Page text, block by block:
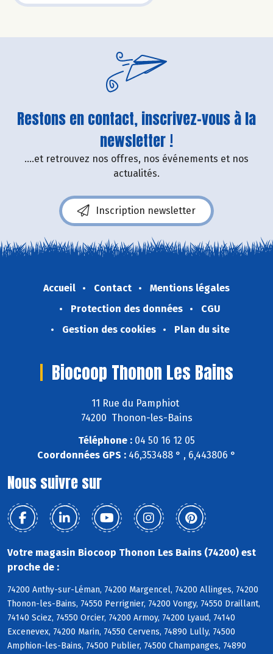
Restons en contact, inscrivez-vous à la
newsletter !
....et retrouvez nos offres, nos événements et nos
actualités.
Inscription newsletter
Accueil Contact
Mentions légales
Protection des données
CGU
Gestion des cookies
Plan du site
Biocoop Thonon Les Bains
11 Rue du Pamphiot
74200 Thonon-les-Bains
Téléphone : 04 50 16 12 05
Coordonnées GPS : 46,353488 ° , 6,443806 °
Nous suivre sur
Votre magasin Biocoop Thonon Les Bains (74200) est
proche de :
74200 Anthy-sur-Léman, 74200 Margencel, 74200 Allinges, 74200
Thonon-les-Bains, 74550 Perrignier, 74200 Vongy, 74550 Draillant,
74140 Sciez, 74550 Orcier, 74200 Armoy, 74200 Lyaud, 74140
Excenevex, 74200 Marin, 74550 Cervens, 74890 Lully, 74500
Amphion-les-Bains, 74500 Publier, 74500 Champanges, 74890